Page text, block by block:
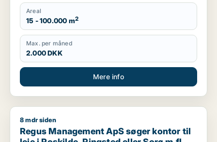
Areal
15 - 100.000 m2
Max. per måned
2.000 DKK
Mere info
Regus Management ApS søger kontor til leje i Roskilde,
8 mdr siden
Regus Management ApS søger kontor til